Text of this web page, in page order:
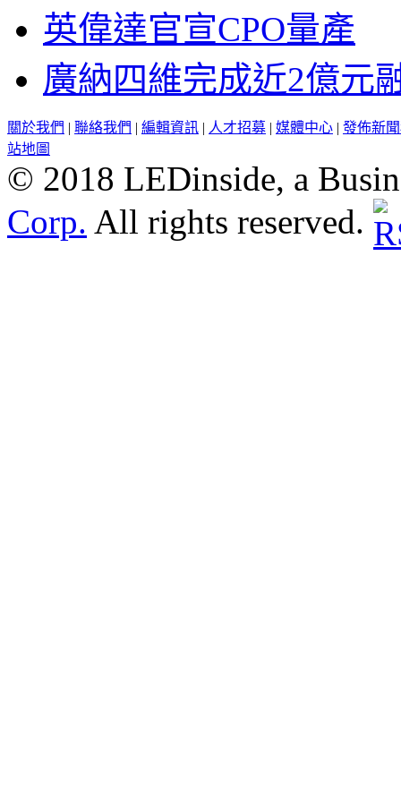
英偉達官宣CPO量產
廣納四維完成近2億元
關於我們 | 聯絡我們 | 編輯資訊 | 人才招募 | 媒體中心 | 發佈新
站地圖
© 2018 LEDinside, a
Corp. All rights reserved.